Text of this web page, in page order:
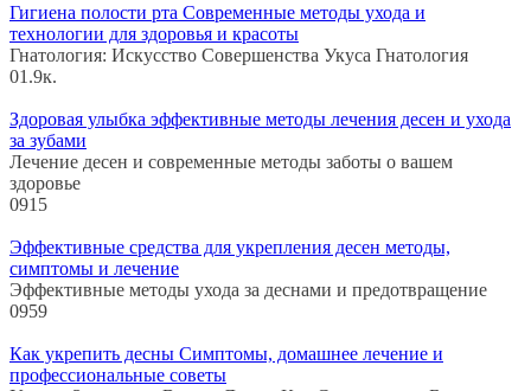
Гигиена полости рта Современные методы ухода и
технологии для здоровья и красоты
Гнатология: Искусство Совершенства Укуса Гнатология
01.9к.
Здоровая улыбка эффективные методы лечения десен и ухода
за зубами
Лечение десен и современные методы заботы о вашем
здоровье
0915
Эффективные средства для укрепления десен методы,
симптомы и лечение
Эффективные методы ухода за деснами и предотвращение
0959
Как укрепить десны Симптомы, домашнее лечение и
профессиональные советы